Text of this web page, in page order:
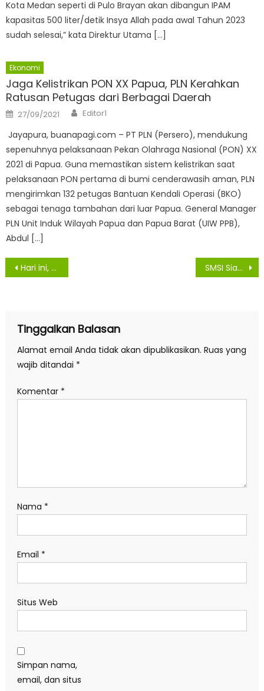
Kota Medan seperti di Pulo Brayan akan dibangun IPAM
kapasitas 500 liter/detik Insya Allah pada awal Tahun 2023
sudah selesai,” kata Direktur Utama […]
Ekonomi
Jaga Kelistrikan PON XX Papua, PLN Kerahkan
Ratusan Petugas dari Berbagai Daerah
Posted
on
27/09/2021 Author
Editor1
Jayapura, buanapagi.com – PT PLN (Persero), mendukung
sepenuhnya pelaksanaan Pekan Olahraga Nasional (PON) XX
2021 di Papua. Guna memastikan sistem kelistrikan saat
pelaksanaan PON pertama di bumi cenderawasih aman, PLN
mengirimkan 132 petugas Bantuan Kendali Operasi (BKO)
sebagai tenaga tambahan dari luar Papua. General Manager
PLN Unit Induk Wilayah Papua dan Papua Barat (UIW PPB),
Abdul […]
Navigasi
Hari ini, 2 Orang Warga Asahan Konfirmasi Dan 1 Meninggal Dunia SMSI Siantar-Simalungun Apresiasi Kapolres Simalungun Atas Pengungkapan Kasus Pembunuhan Marsal Harahap
Tinggalkan Balasan
Alamat email Anda tidak akan dipublikasikan. Ruas yang
wajib ditandai *
Komentar *
Nama *
Email *
Situs Web
Simpan nama,
email, dan situs